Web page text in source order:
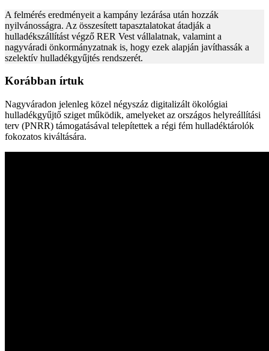
A felmérés eredményeit a kampány lezárása után hozzák
nyilvánosságra. Az összesített tapasztalatokat átadják a
hulladékszállítást végző RER Vest vállalatnak, valamint a
nagyváradi önkormányzatnak is, hogy ezek alapján javíthassák a
szelektív hulladékgyűjtés rendszerét.
Korábban írtuk
Nagyváradon jelenleg közel négyszáz digitalizált ökológiai
hulladékgyűjtő sziget működik, amelyeket az országos helyreállítási
terv (PNRR) támogatásával telepítettek a régi fém hulladéktárolók
fokozatos kiváltására.